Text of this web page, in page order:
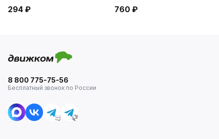
294 ₽ 760 ₽
8 800 775-75-56
Бесплатный звонок по России